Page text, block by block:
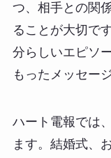
つ、相手との関
ることが大切で
分らしいエピソ
もったメッセー
ハート電報では、
ます。結婚式、